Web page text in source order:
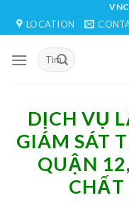
LOCATION
DỊCH VỤ
GIÁM SÁT
QUẬN
CHẤT